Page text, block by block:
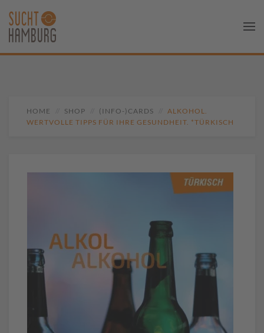
HOME SHOP (INFO-)CARDS
ALKOHOL.
WERTVOLLE TIPPS FÜR IHRE GESUNDHEIT. *TÜRKISCH